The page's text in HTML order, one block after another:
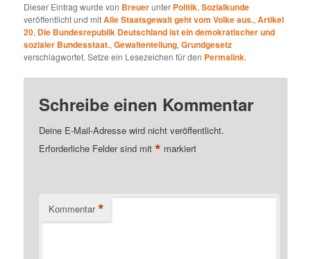
Dieser Eintrag wurde von Breuerunter Politik,Sozialkunde
veröffentlicht und mitAlle Staatsgewalt geht vom Volke aus.,Artikel
20, Die Bundesrepublik Deutschland ist ein demokratischer und
sozialer Bundesstaat.,Gewaltenteilung,Grundgesetz
verschlagwortet. Setze ein Lesezeichen für den Permalink.
Schreibe einen Kommentar
Deine E-Mail-Adresse wird nicht veröffentlicht.
Erforderliche Felder sind mit* markiert
Kommentar *